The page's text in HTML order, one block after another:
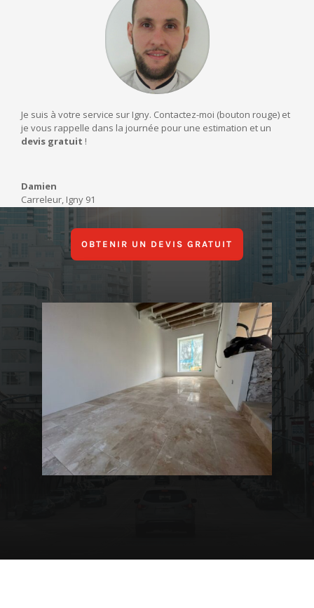
Je suis à votre service sur Igny. Contactez-moi (bouton rouge) et
je vous rappelle dans la journée pour une estimation et un
devis gratuit !
Damien
Carreleur, Igny 91
OBTENIR UN DEVIS GRATUIT